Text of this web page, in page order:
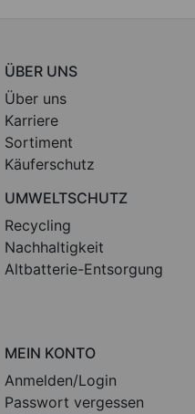
ÜBER UNS
Über uns
Karriere
Sortiment
Käuferschutz
UMWELTSCHUTZ
Recycling
Nachhaltigkeit
Altbatterie-Entsorgung
MEIN KONTO
Anmelden/Login
Passwort vergessen